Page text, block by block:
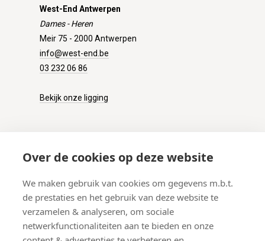
Over de cookies op deze website
We maken gebruik van cookies om gegevens m.b.t.
de prestaties en het gebruik van deze website te
verzamelen & analyseren, om sociale
netwerkfunctionaliteiten aan te bieden en onze
West-End Antwerpen
Dames - Heren
Meir 75 - 2000 Antwerpen
info@west-end.be
03 232 06 86
Bekijk onze ligging
Verzenden
Retourneren
Betalen
Veelgestelde vragen